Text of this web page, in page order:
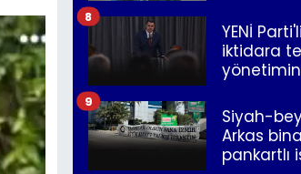
YENİ
iktidara
yönetimin
8
Siyah-
Arkas
pankartlı
9